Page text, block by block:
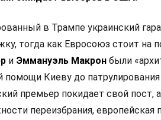
в Трампе украинский
тогда как Евросоюз стоит на
и Эммануэль Макрон были
помощи Киеву до
премьер покидает свой пост,
переизбрания, европейская